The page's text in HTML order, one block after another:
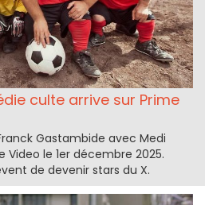
culte arrive sur Prime
Gastambide avec Medi
Video le 1er décembre 2025.
de devenir stars du X.